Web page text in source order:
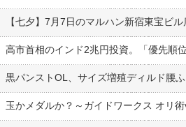
【七夕】7月7日のマルハン新宿東宝ビ
高市首相のインド2兆円投資。「優先順
黒パンストOL、サイズ増殖ディルド腰
玉かメダルか？～ガイドワークス オリ